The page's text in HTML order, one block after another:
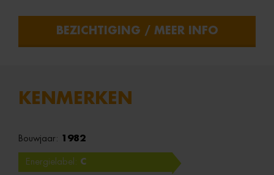
BEZICHTIGING / MEER INFO
KENMERKEN
Bouwjaar: 1982
Energielabel: C